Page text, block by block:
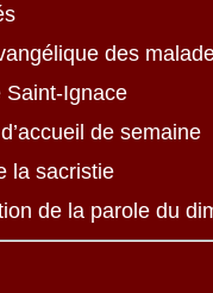
des
Ignace
de semaine
la sacristie
de la parole du